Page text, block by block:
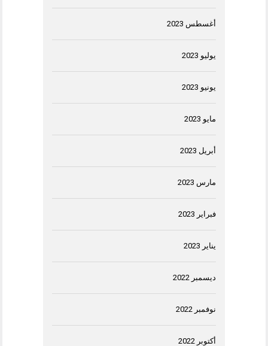
أغسطس 2023
يوليو 2023
يونيو 2023
مايو 2023
أبريل 2023
مارس 2023
فبراير 2023
يناير 2023
ديسمبر 2022
نوفمبر 2022
أكتوبر 2022